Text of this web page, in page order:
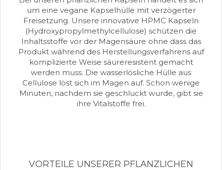
um eine vegane Kapselhülle mit verzögerter
Freisetzung. Unsere innovative HPMC Kapseln
(Hydroxypropylmethylcellulose) schützen die
Inhaltsstoffe vor der Magensäure ohne dass das
Produkt während des Herstellungsverfahrens auf
komplizierte Weise säureresistent gemacht
werden muss. Die wasserlösliche Hülle aus
Cellulose löst sich im Magen auf. Schon wenige
Minuten, nachdem sie geschluckt wurde, gibt sie
ihre Vitalstoffe frei.
VORTEILE UNSERER PFLANZLICHEN